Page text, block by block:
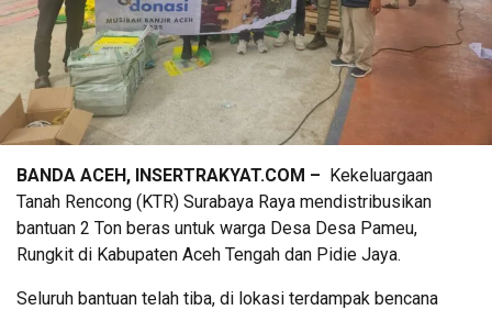
BANDA ACEH, INSERTRAKYAT.COM – Kekeluargaan
Tanah Rencong (KTR) Surabaya Raya mendistribusikan
bantuan 2 Ton beras untuk warga Desa Desa Pameu,
Rungkit di Kabupaten Aceh Tengah dan Pidie Jaya.
Seluruh bantuan telah tiba, di lokasi terdampak bencana